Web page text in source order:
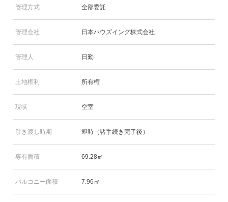
管理方式 全部委託
管理会社 日本ハウズイング株式会社
管理人 日勤
土地権利 所有権
現状 空室
引き渡し時期 即時（諸手続き完了後）
専有面積 69.28㎡
バルコニー面積 7.96㎡